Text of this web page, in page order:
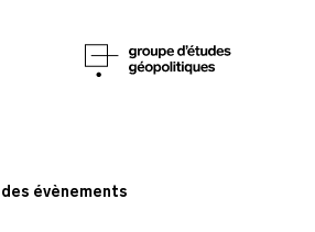
évènements